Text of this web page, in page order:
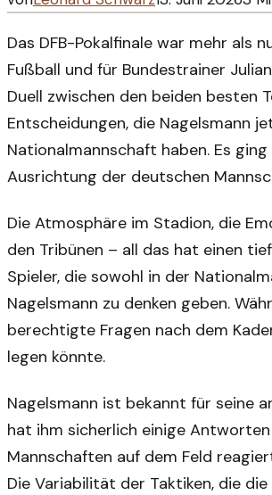
Das DFB-Pokalfinale war mehr als
Fußball und für Bundestrainer
Duell zwischen den beiden besten
Entscheidungen, die Nagelsmann
Nationalmannschaft haben. Es
Ausrichtung der deutschen
Die Atmosphäre im Stadion, die
den Tribünen – all das hat einen
Spieler, die sowohl in der
Nagelsmann zu denken geben.
berechtigte Fragen nach dem
legen könnte.
Nagelsmann ist bekannt für seine
hat ihm sicherlich einige
Mannschaften auf dem Feld
Die Variabilität der Taktiken, die